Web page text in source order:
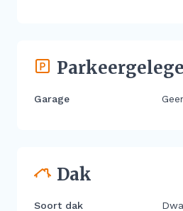
Garage
Dak
Soort dak